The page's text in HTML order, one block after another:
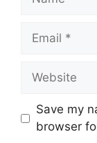
Email
Website
Save my
browser